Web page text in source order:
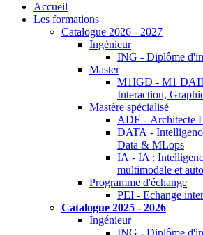
Accueil
Les formations
Catalogue 2026 - 2027
Ingénieur
ING - Diplôme
Master
M1IGD - M1
Interaction,
Mastère spécialisé
ADE - Architecte
DATA -
Data & MLops
IA - IA :
multimodale et
Programme d'échange
PEI - Echange
Catalogue 2025 - 2026
Ingénieur
ING - Diplôme